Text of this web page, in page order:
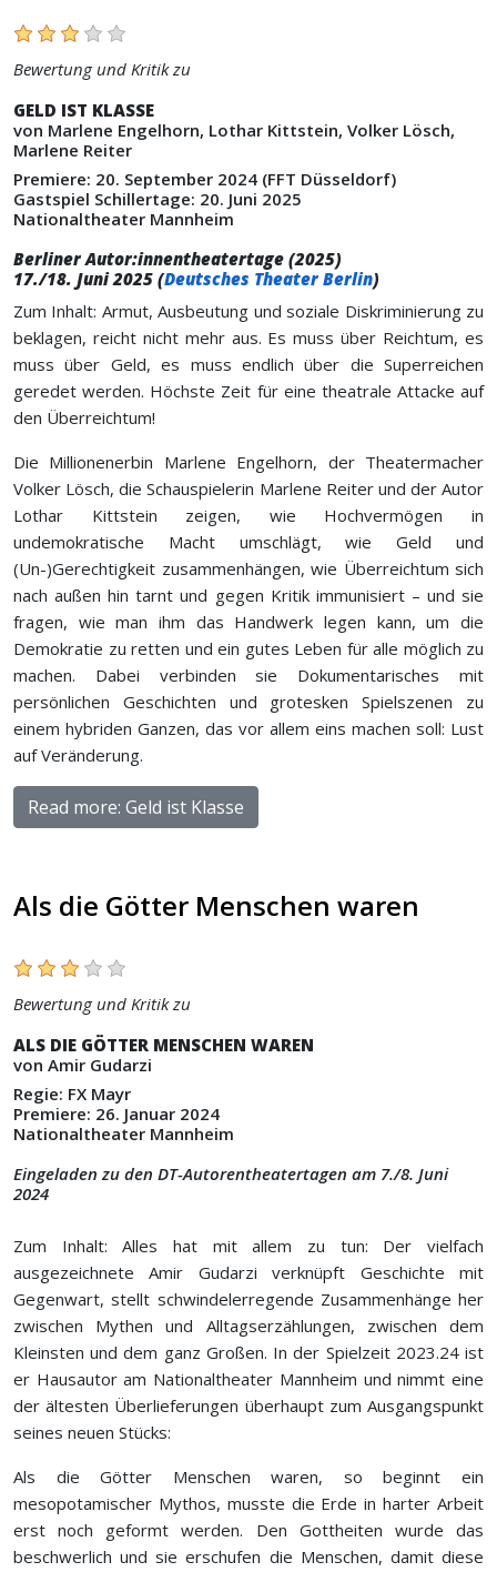
Bewertung und Kritik zu
GELD IST KLASSE
von Marlene Engelhorn, Lothar Kittstein, Volker Lösch,
Marlene Reiter
Premiere: 20. September 2024 (FFT Düsseldorf)
Gastspiel Schillertage: 20. Juni 2025
Nationaltheater Mannheim
Berliner Autor:innentheatertage (2025)
17./18. Juni 2025 (Deutsches Theater Berlin)
Zum Inhalt: Armut, Ausbeutung und soziale Diskriminierung zu
beklagen, reicht nicht mehr aus. Es muss über Reichtum, es
muss über Geld, es muss endlich über die Superreichen
geredet werden. Höchste Zeit für eine theatrale Attacke auf
den Überreichtum!
Die Millionenerbin Marlene Engelhorn, der Theatermacher
Volker Lösch, die Schauspielerin Marlene Reiter und der Autor
Lothar Kittstein zeigen, wie Hochvermögen in
undemokratische Macht umschlägt, wie Geld und
(Un-)Gerechtigkeit zusammenhängen, wie Überreichtum sich
nach außen hin tarnt und gegen Kritik immunisiert – und sie
fragen, wie man ihm das Handwerk legen kann, um die
Demokratie zu retten und ein gutes Leben für alle möglich zu
machen. Dabei verbinden sie Dokumentarisches mit
persönlichen Geschichten und grotesken Spielszenen zu
einem hybriden Ganzen, das vor allem eins machen soll: Lust
auf Veränderung.
Read more: Geld ist Klasse
Als die Götter Menschen waren
Bewertung und Kritik zu
ALS DIE GÖTTER MENSCHEN WAREN
von Amir Gudarzi
Regie: FX Mayr
Premiere: 26. Januar 2024
Nationaltheater Mannheim
Eingeladen zu den DT-Autorentheatertagen am 7./8. Juni
2024
Zum Inhalt: Alles hat mit allem zu tun: Der vielfach
ausgezeichnete Amir Gudarzi verknüpft Geschichte mit
Gegenwart, stellt schwindelerregende Zusammenhänge her
zwischen Mythen und Alltagserzählungen, zwischen dem
Kleinsten und dem ganz Großen. In der Spielzeit 2023.24 ist
er Hausautor am Nationaltheater Mannheim und nimmt eine
der ältesten Überlieferungen überhaupt zum Ausgangspunkt
seines neuen Stücks:
Als die Götter Menschen waren, so beginnt ein
mesopotamischer Mythos, musste die Erde in harter Arbeit
erst noch geformt werden. Den Gottheiten wurde das
beschwerlich und sie erschufen die Menschen, damit diese